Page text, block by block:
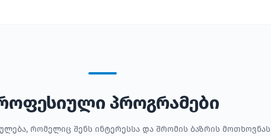
პროგრამები
რომელიც შენს ინტერესსა და შრომის ბაზრის მოთხოვნას